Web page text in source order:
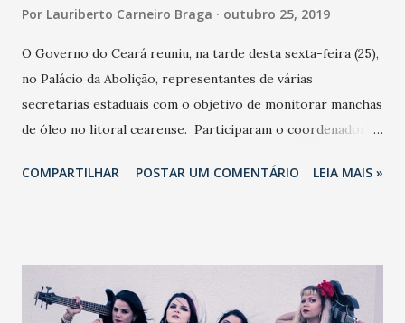
Por Lauriberto Carneiro Braga outubro 25, 2019
O Governo do Ceará reuniu, na tarde desta sexta-feira (25),
no Palácio da Abolição, representantes de várias
secretarias estaduais com o objetivo de monitorar manchas
de óleo no litoral cearense. Participaram o coordenador da
Domingos Neto; o tesoureiro geral da Associação dos
Maria Ozilea Bezerra de Menezes. A reunião foi conduzida
pelo secretário-chefe da Casa Civil, Élcio Batista, que
COMPARTILHAR POSTAR UM COMENTÁRIO LEIA MAIS »